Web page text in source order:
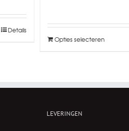
Details
Opties selecteren
LEVERINGEN